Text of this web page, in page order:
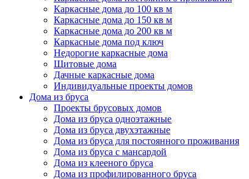
Каркасные дома до 100 кв м
Каркасные дома до 150 кв м
Каркасные дома до 200 кв м
Каркасные дома под ключ
Недорогие каркасные дома
Щитовые дома
Дачные каркасные дома
Индивидуальные проекты домов
Дома из бруса
Проекты брусовых домов
Дома из бруса одноэтажные
Дома из бруса двухэтажные
Дома из бруса для постоянного проживания
Дома из бруса с мансардой
Дома из клееного бруса
Дома из профилированного бруса